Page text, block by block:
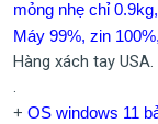
mỏng nhẹ chỉ
Máy 99%, zin
Hàng xách tay USA.
.
+ OS windows 11